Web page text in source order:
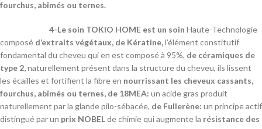
fourchus, abîmés ou ternes.
4-Le soin TOKIO HOME est un soin Haute-Technologie
composé d’extraits végétaux, de Kératine,l’élément constitutif
fondamental du cheveu qui en est composé à 95%, de céramiques de
type 2,naturellement présent dans la structure du cheveu, ils lissent
les écailles et fortifient la fibre en nourrissant les cheveux cassants,
fourchus, abîmés ou ternes, de 18MEA: un acide gras produit
naturellement par la glande pilo-sébacée, de Fullerène: un principe actif
distingué par un prix NOBELde chimie qui augmente la résistance des